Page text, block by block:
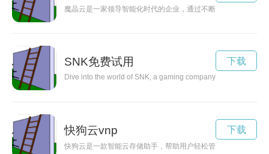
魔晶云是一家领导智能化时代的企业，通过不断的技术创新和
SNK免费试用
Dive into the world of SNK, a gaming company that has left
下载
快狗云vnp
快狗云是一款智能云存储助手，帮助用户轻松管理和存储个人
下载